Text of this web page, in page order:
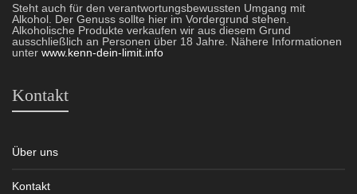
Steht auch für den verantwortungsbewussten Umgang mit
Alkohol. Der Genuss sollte hier im Vordergrund stehen.
Alkoholische Produkte verkaufen wir aus diesem Grund
ausschließlich an Personen über 18 Jahre. Nähere Informationen
unter www.kenn-dein-limit.info
Kontakt
Über uns
Kontakt